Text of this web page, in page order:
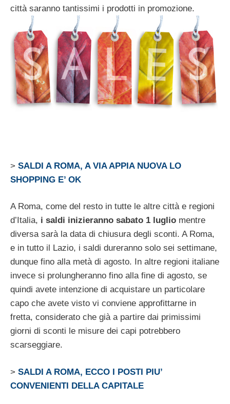
città saranno tantissimi i prodotti in promozione.
> SALDI A ROMA, A VIA APPIA NUOVA LO
SHOPPING E’ OK
A Roma, come del resto in tutte le altre città e regioni
d’Italia, i saldi inizieranno sabato 1 luglio mentre
diversa sarà la data di chiusura degli sconti. A Roma,
e in tutto il Lazio, i saldi dureranno solo sei settimane,
dunque fino alla metà di agosto. In altre regioni italiane
invece si prolungheranno fino alla fine di agosto, se
quindi avete intenzione di acquistare un particolare
capo che avete visto vi conviene approfittarne in
fretta, considerato che già a partire dai primissimi
giorni di sconti le misure dei capi potrebbero
scarseggiare.
> SALDI A ROMA, ECCO I POSTI PIU’
CONVENIENTI DELLA CAPITALE